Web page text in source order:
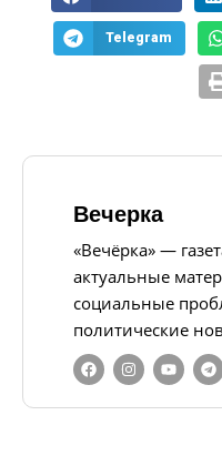
Telegram
Вечерка
«Вечёрка» —
актуальные
социальные
политические